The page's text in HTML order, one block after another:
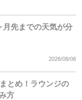
月先までの天気が分
2026/08/06
とめ！ラウンジの
方